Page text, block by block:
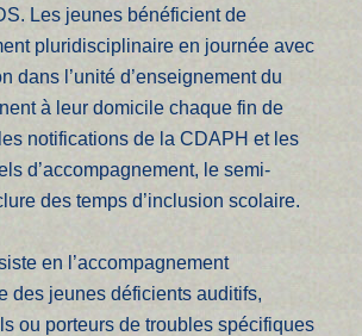
Les jeunes bénéficient de
pluridisciplinaire en journée avec
dans l’unité d’enseignement du
à leur domicile chaque fin de
notifications de la CDAPH et les
d’accompagnement, le semi-
des temps d’inclusion scolaire.
en l’accompagnement
des jeunes déficients auditifs,
ou porteurs de troubles spécifiques